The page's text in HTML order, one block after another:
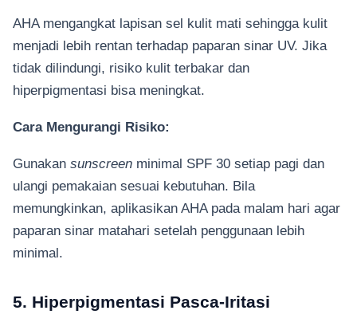
AHA mengangkat lapisan sel kulit mati sehingga kulit
menjadi lebih rentan terhadap paparan sinar UV. Jika
tidak dilindungi, risiko kulit terbakar dan
hiperpigmentasi bisa meningkat.
Cara Mengurangi Risiko:
Gunakan sunscreen minimal SPF 30 setiap pagi dan
ulangi pemakaian sesuai kebutuhan. Bila
memungkinkan, aplikasikan AHA pada malam hari agar
paparan sinar matahari setelah penggunaan lebih
minimal.
5. Hiperpigmentasi Pasca-Iritasi